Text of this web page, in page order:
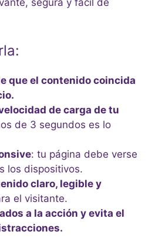
segura y fácil de
que el contenido coincida
de carga de tu
de 3 segundos es lo
: tu página debe verse
los dispositivos.
claro, legible y
el visitante.
a la acción y evita el